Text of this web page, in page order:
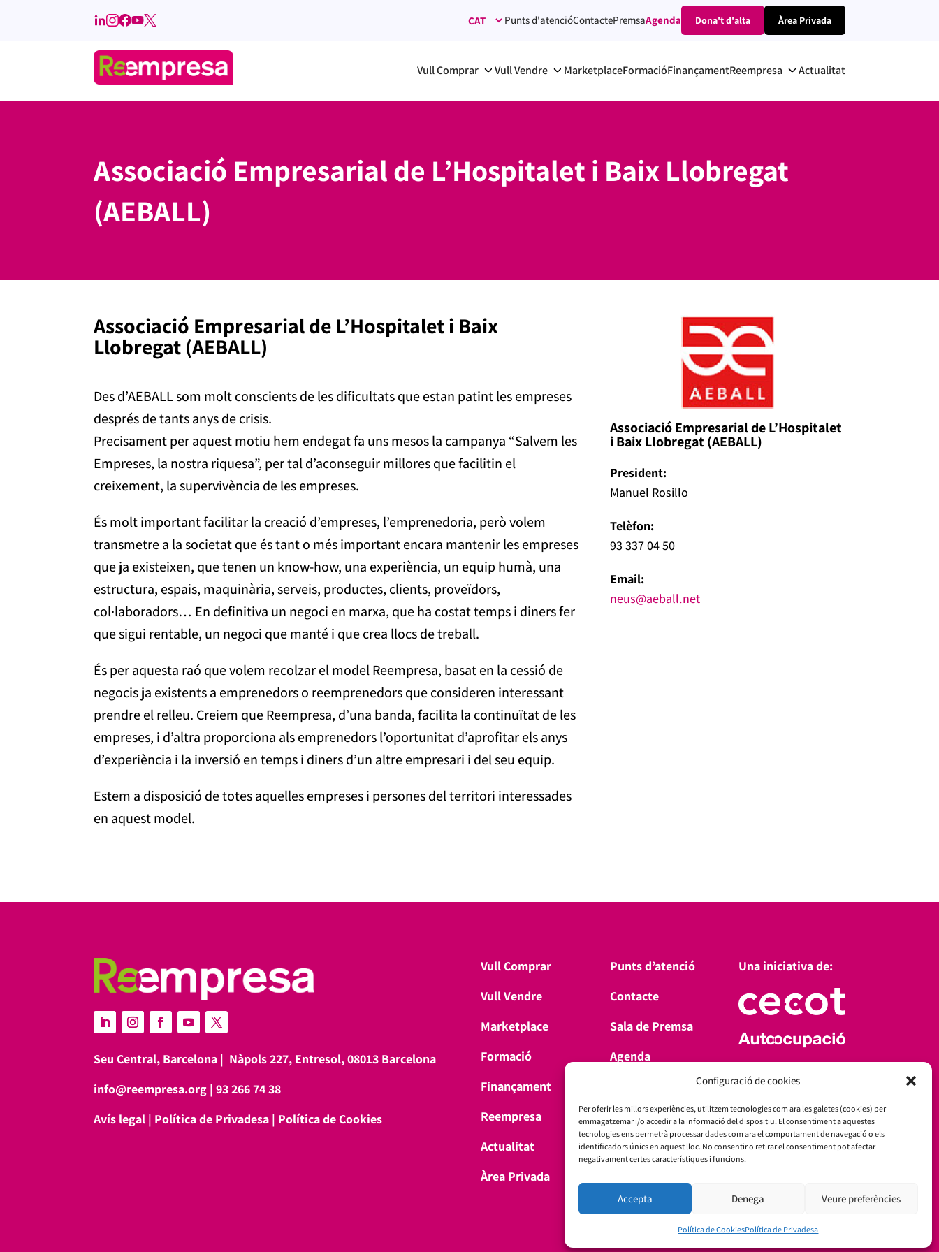
Configuració de cookies
Per oferir les millors experiències, utilitzem tecnologies com ara les galetes (cookies) per
emmagatzemar i/o accedir a la informació del dispositiu. El consentiment a aquestes
tecnologies ens permetrà processar dades com ara el comportament de navegació o els
identificadors únics en aquest lloc. No consentir o retirar el consentiment pot afectar
negativament certes característiques i funcions.
Accepta Denega Veure preferències
Política de CookiesPolítica de Privadesa
Punts d'atencióContactePremsaAgenda Dona't d'alta Àrea Privada
Vull Comprar Vull Vendre MarketplaceFormacióFinançamentReempresa Actualitat
Associació Empresarial de L’Hospitalet i Baix Llobregat
(AEBALL)
Associació Empresarial de L’Hospitalet i Baix
Llobregat (AEBALL)
Des d’AEBALL som molt conscients de les dificultats que estan patint les empreses
després de tants anys de crisis.
Precisament per aquest motiu hem endegat fa uns mesos la campanya “Salvem les
Empreses, la nostra riquesa”, per tal d’aconseguir millores que facilitin el
creixement, la supervivència de les empreses.
És molt important facilitar la creació d’empreses, l’emprenedoria, però volem
transmetre a la societat que és tant o més important encara mantenir les empreses
que ja existeixen, que tenen un know-how, una experiència, un equip humà, una
estructura, espais, maquinària, serveis, productes, clients, proveïdors,
col·laboradors… En definitiva un negoci en marxa, que ha costat temps i diners fer
que sigui rentable, un negoci que manté i que crea llocs de treball.
És per aquesta raó que volem recolzar el model Reempresa, basat en la cessió de
negocis ja existents a emprenedors o reemprenedors que consideren interessant
prendre el relleu. Creiem que Reempresa, d’una banda, facilita la continuïtat de les
empreses, i d’altra proporciona als emprenedors l’oportunitat d’aprofitar els anys
d’experiència i la inversió en temps i diners d’un altre empresari i del seu equip.
Estem a disposició de totes aquelles empreses i persones del territori interessades
en aquest model.
Associació Empresarial de L’Hospitalet
i Baix Llobregat (AEBALL)
President:
Manuel Rosillo
Telèfon:
93 337 04 50
Email:
neus@aeball.net
Seu Central, Barcelona | Nàpols 227, Entresol, 08013 Barcelona
info@reempresa.org |93 266 74 38
Avís legal | Política de Privadesa | Política de Cookies
Vull Comprar
Vull Vendre
Marketplace
Formació
Finançament
Reempresa
Actualitat
Àrea Privada
Punts d’atenció
Contacte
Sala de Premsa
Agenda
Una iniciativa de:
Amb el suport de: